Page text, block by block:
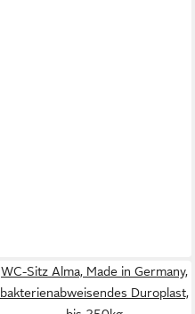
WC-Sitz Alma, Made in Germany,
bakterienabweisendes Duroplast,